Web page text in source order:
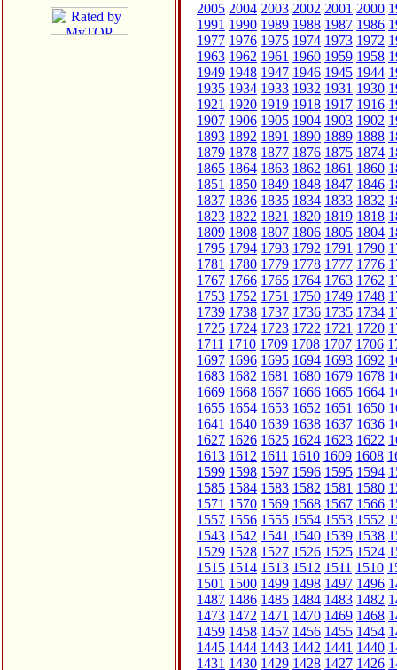
2005 2004 2003 2002 2001 2000
1991 1990 1989 1988 1987 1986
1977 1976 1975 1974 1973 1972
1963 1962 1961 1960 1959 1958
1949 1948 1947 1946 1945 1944
1935 1934 1933 1932 1931 1930
1921 1920 1919 1918 1917 1916
1907 1906 1905 1904 1903 1902
1893 1892 1891 1890 1889 1888
1879 1878 1877 1876 1875 1874
1865 1864 1863 1862 1861 1860
1851 1850 1849 1848 1847 1846
1837 1836 1835 1834 1833 1832
1823 1822 1821 1820 1819 1818
1809 1808 1807 1806 1805 1804
1795 1794 1793 1792 1791 1790
1781 1780 1779 1778 1777 1776
1767 1766 1765 1764 1763 1762
1753 1752 1751 1750 1749 1748
1739 1738 1737 1736 1735 1734
1725 1724 1723 1722 1721 1720
1711 1710 1709 1708 1707 1706
1697 1696 1695 1694 1693 1692
1683 1682 1681 1680 1679 1678
1669 1668 1667 1666 1665 1664
1655 1654 1653 1652 1651 1650
1641 1640 1639 1638 1637 1636
1627 1626 1625 1624 1623 1622
1613 1612 1611 1610 1609 1608
1599 1598 1597 1596 1595 1594
1585 1584 1583 1582 1581 1580
1571 1570 1569 1568 1567 1566
1557 1556 1555 1554 1553 1552
1543 1542 1541 1540 1539 1538
1529 1528 1527 1526 1525 1524
1515 1514 1513 1512 1511 1510
1501 1500 1499 1498 1497 1496
1487 1486 1485 1484 1483 1482
1473 1472 1471 1470 1469 1468
1459 1458 1457 1456 1455 1454
1445 1444 1443 1442 1441 1440
1431 1430 1429 1428 1427 1426